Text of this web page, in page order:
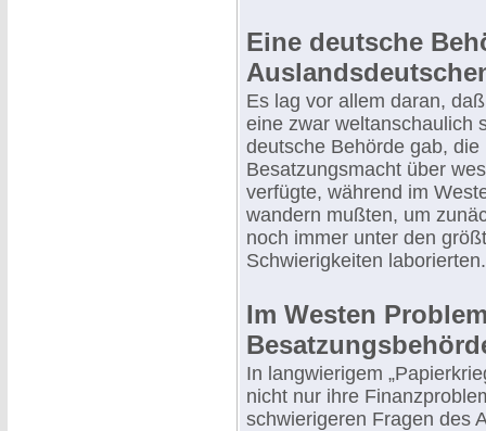
Eine deutsche
Es lag vor allem daran,
eine zwar weltanschaulich
deutsche Behörde gab,
Besatzungsmacht über
verfügte, während im
wandern mußten, um
noch immer unter den
Schwierigkeiten laborierten.
Im Westen
In langwierigem
nicht nur ihre
schwierigeren Fragen des